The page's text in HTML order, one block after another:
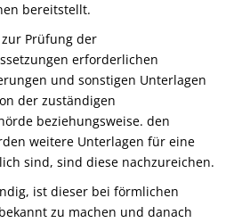
bereitstellt.
Prüfung der
erforderlichen
und sonstigen Unterlagen
der zuständigen
beziehungsweise. den
weitere Unterlagen für eine
sind, sind diese nachzureichen.
ist dieser bei förmlichen
zu machen und danach